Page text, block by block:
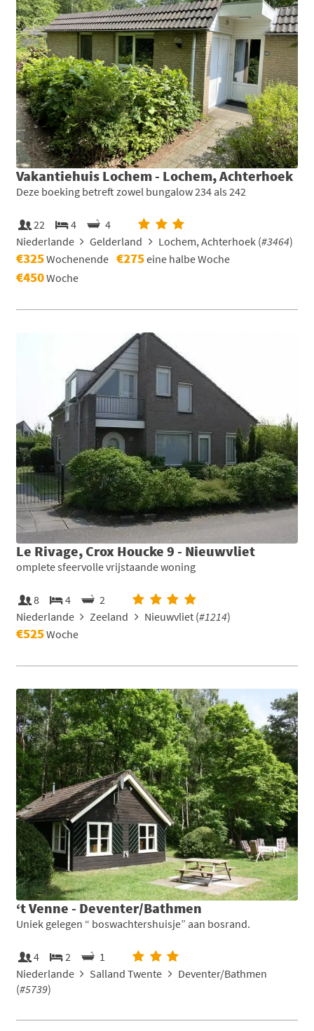
Vakantiehuis Lochem - Lochem, Achterhoek
Deze boeking betreft zowel bungalow 234 als 242
22 4
4
Niederlande
Gelderland Lochem, Achterhoek (#3464)
€325Wochenende €275eine halbe Woche
€450Woche
Le Rivage, Crox Houcke 9 - Nieuwvliet
omplete sfeervolle vrijstaande woning
8 4
2
Niederlande
Zeeland Nieuwvliet (#1214)
€525Woche
‘t Venne - Deventer/Bathmen
Uniek gelegen “ boswachtershuisje” aan bosrand.
4 2
1
Niederlande
Salland Twente
Deventer/Bathmen
(#5739)